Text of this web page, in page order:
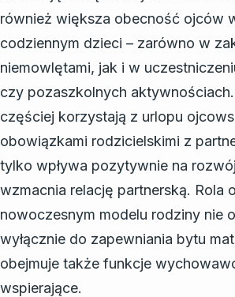
również większa obecność ojców
codziennym dzieci – zarówno w
niemowlętami, jak i w
czy pozaszkolnych
częściej korzystają z urlopu
obowiązkami rodzicielskimi z
tylko wpływa pozytywnie na
wzmacnia relację partnerską. Rola
nowoczesnym modelu rodziny nie
wyłącznie do zapewniania bytu
obejmuje także funkcje
wspierające.